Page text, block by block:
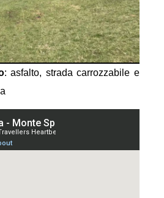
: asfalto, strada carrozzabile e